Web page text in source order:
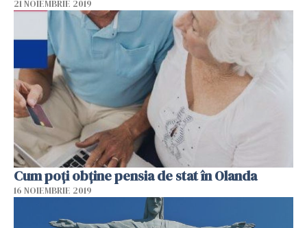
21 NOIEMBRIE 2019
Cum poți obține pensia de stat în Olanda
16 NOIEMBRIE 2019